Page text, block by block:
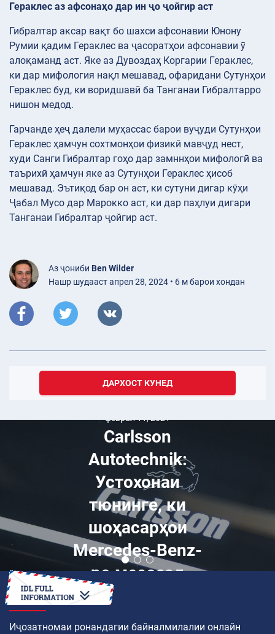
Гераклес аз афсонаҳо дар ин ҷо ҷойгир аст
Гибралтар аксар вақт бо шахси афсонавии Юнону
Румии қадим Гераклес ва ҷасоратҳои афсонавии ӯ
алоқаманд аст. Яке аз Дувоздаҳ Коргарии Гераклес,
ки дар мифология нақл мешавад, офаридани Сутунҳои
Гераклес буд, ки воридшавӣ ба Танганаи Гибралтарро
нишон медод.
Гарчанде ҳеҷ далели муҳассас барои вуҷуди Сутунҳои
Гераклес ҳамчун сохтмонҳои физикӣ мавҷуд нест,
худи Санги Гибралтар гоҳо дар замннҳои мифологӣ ва
таърихӣ ҳамчун яке аз Сутунҳои Гераклес ҳисоб
мешавад. Эътиқод бар он аст, ки сутуни дигар кӯҳи
Ҷабал Мусо дар Марокко аст, ки дар паҳлуи дигари
Танганаи Гибралтар ҷойгир аст.
Аз ҷониби Ben Wilder
Нашр шудааст апрел 28, 2024 • 6 м барои хондан
ДАРХОСТ КУНЕД
феврал 11, 2021
Carlsson
Autotechnik:
Устохонаи
тюнинге, ки
шоҳасарҳои
Mercedes-Benz-
ро месозад
ЧӢ ТАВР
Иҷозатномаи ронандагии байналмилалии онлайн